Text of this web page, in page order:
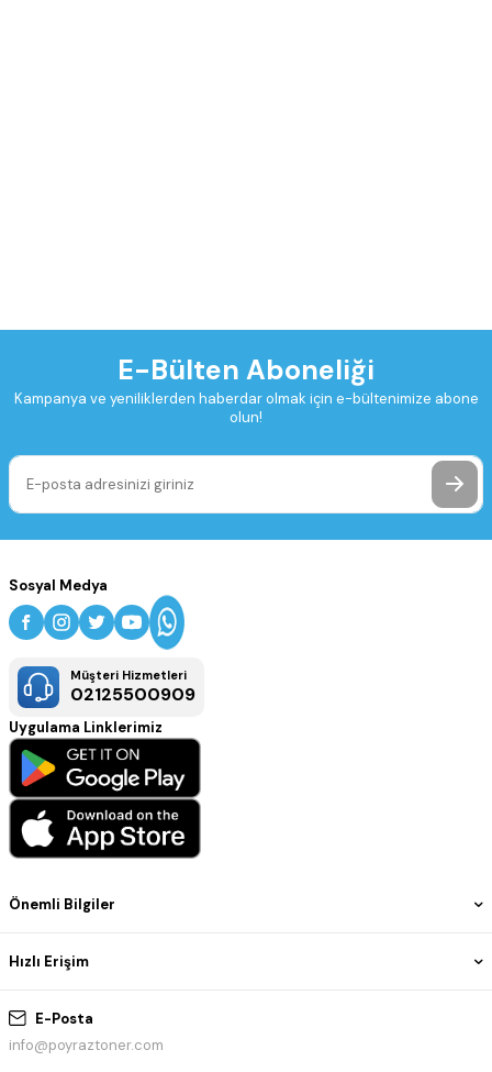
E-Bülten Aboneliği
Kampanya ve yeniliklerden haberdar olmak için e-bültenimize abone
olun!
E-Posta
info@poyraztoner.com
Önemli Bilgiler
Hızlı Erişim
Sosyal Medya
Müşteri Hizmetleri
02125500909
Uygulama Linklerimiz